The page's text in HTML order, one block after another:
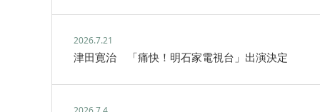
2026.7.21
津田寛治 「痛快！明石家電視台」出演決定